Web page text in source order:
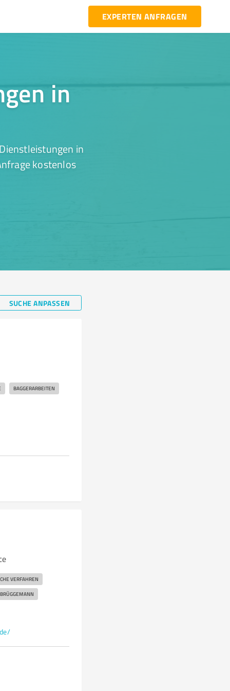
EXPERTEN ANFRAGEN
in
in
kostenlos
SUCHE ANPASSEN
BAGGERARBEITEN
VERFAHREN
BRÜGGEMANN